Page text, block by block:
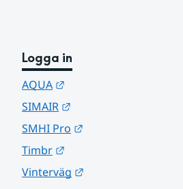
Logga in
AQUA
SIMAIR
SMHI Pro
Timbr
Vinterväg